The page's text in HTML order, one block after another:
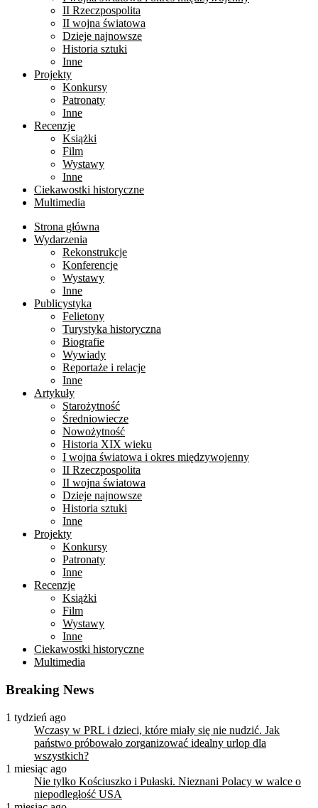
II Rzeczpospolita
II wojna światowa
Dzieje najnowsze
Historia sztuki
Inne
Projekty
Konkursy
Patronaty
Inne
Recenzje
Książki
Film
Wystawy
Inne
Ciekawostki historyczne
Multimedia
Strona główna
Wydarzenia
Rekonstrukcje
Konferencje
Wystawy
Inne
Publicystyka
Felietony
Turystyka historyczna
Biografie
Wywiady
Reportaże i relacje
Inne
Artykuły
Starożytność
Średniowiecze
Nowożytność
Historia XIX wieku
I wojna światowa i okres międzywojenny
II Rzeczpospolita
II wojna światowa
Dzieje najnowsze
Historia sztuki
Inne
Projekty
Konkursy
Patronaty
Inne
Recenzje
Książki
Film
Wystawy
Inne
Ciekawostki historyczne
Multimedia
Breaking News
1 tydzień ago
Wczasy w PRL i dzieci, które miały się nie nudzić. Jak
państwo próbowało zorganizować idealny urlop dla
wszystkich?
1 miesiąc ago
Nie tylko Kościuszko i Pułaski. Nieznani Polacy w walce o
niepodległość USA